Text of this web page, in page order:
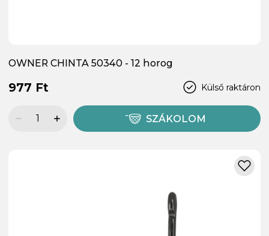
OWNER CHINTA 50340 - 12 horog
Külső raktáron
977 Ft
SZÁKOLOM